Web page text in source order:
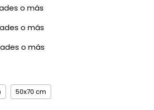
o más
o más
o más
50x70 cm